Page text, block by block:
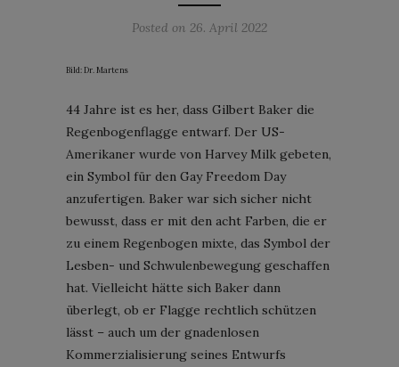
Posted on 26. April 2022
Bild: Dr. Martens
44 Jahre ist es her, dass Gilbert Baker die
Regenbogenflagge entwarf. Der US-
Amerikaner wurde von Harvey Milk gebeten,
ein Symbol für den Gay Freedom Day
anzufertigen. Baker war sich sicher nicht
bewusst, dass er mit den acht Farben, die er
zu einem Regenbogen mixte, das Symbol der
Lesben- und Schwulenbewegung geschaffen
hat. Vielleicht hätte sich Baker dann
überlegt, ob er Flagge rechtlich schützen
lässt – auch um der gnadenlosen
Kommerzialisierung seines Entwurfs